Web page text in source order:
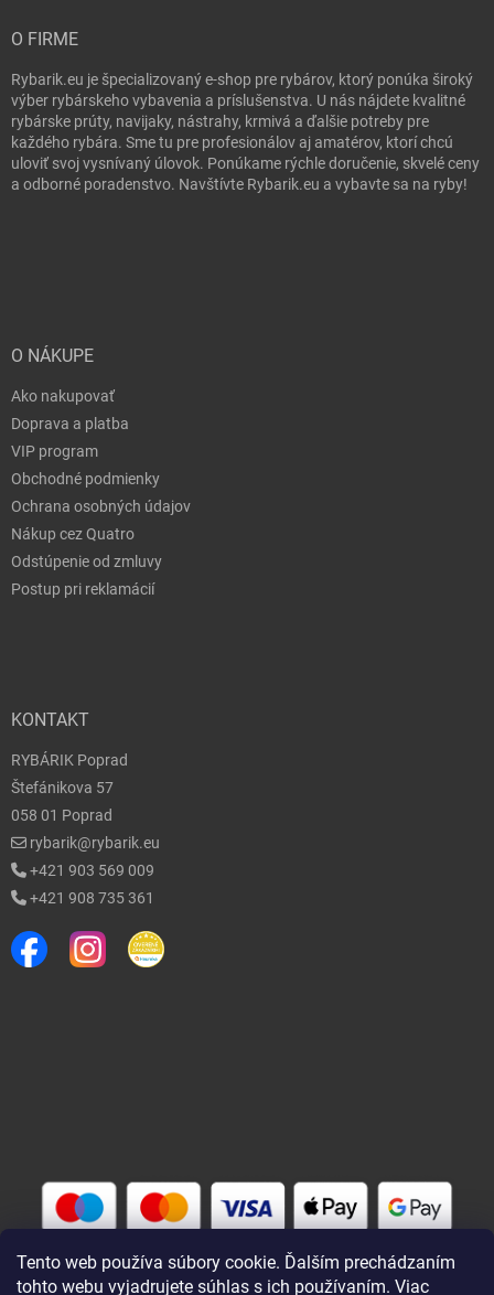
Tento web používa súbory cookie. Ďalším prechádzaním
tohto webu vyjadrujete súhlas s ich používaním. Viac
O FIRME
Rybarik.eu je špecializovaný e-shop pre rybárov, ktorý ponúka široký
výber rybárskeho vybavenia a príslušenstva. U nás nájdete kvalitné
rybárske prúty, navijaky, nástrahy, krmivá a ďalšie potreby pre
každého rybára. Sme tu pre profesionálov aj amatérov, ktorí chcú
uloviť svoj vysnívaný úlovok. Ponúkame rýchle doručenie, skvelé ceny
a odborné poradenstvo. Navštívte Rybarik.eu a vybavte sa na ryby!
O NÁKUPE
Ako nakupovať
Doprava a platba
VIP program
Obchodné podmienky
Ochrana osobných údajov
Nákup cez Quatro
Odstúpenie od zmluvy
Postup pri reklamácií
KONTAKT
RYBÁRIK Poprad
Štefánikova 57
058 01 Poprad
rybarik@rybarik.eu
+421 903 569 009
+421 908 735 361